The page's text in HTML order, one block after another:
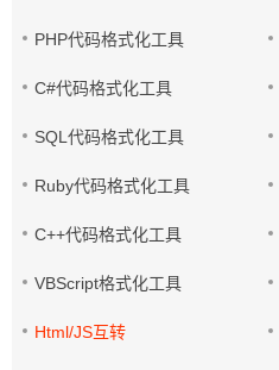
PHP代码格式化工具
C#代码格式化工具
SQL代码格式化工具
Ruby代码格式化工具
C++代码格式化工具
VBScript格式化工具
Html/JS互转